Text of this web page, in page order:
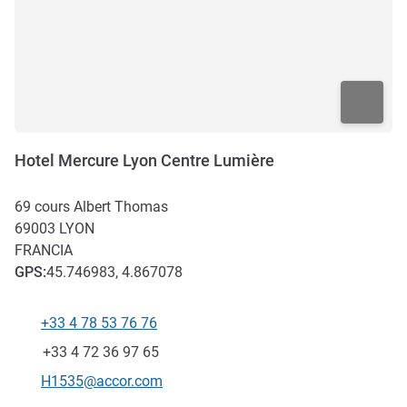
Hotel Mercure Lyon Centre Lumière
69 cours Albert Thomas
69003 LYON
FRANCIA
GPS:45.746983, 4.867078
Teléfono
+33 4 78 53 76 76
Fax
+33 4 72 36 97 65
Correo electrónico de contacto
H1535@accor.com